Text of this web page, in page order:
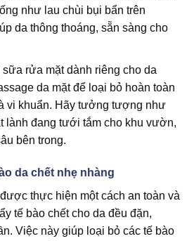
như lau chùi bụi bẩn trên
da thông thoáng, sẵn sàng cho
rửa mặt dành riêng cho da
da mặt để loại bỏ hoàn toàn
vi khuẩn. Hãy tưởng tượng như
lành đang tưới tắm cho khu vườn,
bên trong.
da chết nhẹ nhàng
thực hiện một cách an toàn và
tế bào chết cho da đều đặn,
Việc này giúp loại bỏ các tế bào